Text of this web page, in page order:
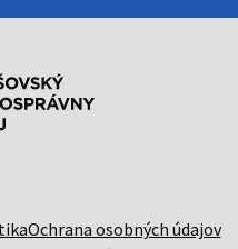
Ochrana osobných údajov